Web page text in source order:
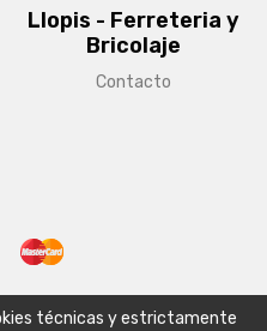
Llopis - Ferreteria y
Bricolaje
Contacto
técnicas y estrictamente